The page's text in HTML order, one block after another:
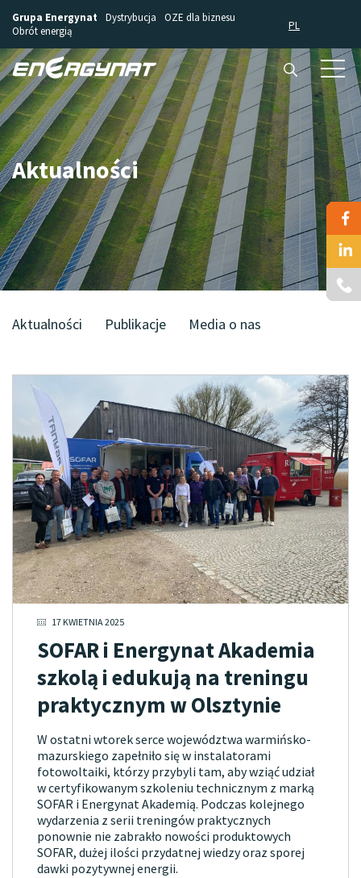
Grupa Energynat Dystrybucja
OZE dla biznesu
Obrót energią
PL
Aktualności
Aktualności Publikacje Media o nas
17 KWIETNIA 2025
SOFAR i Energynat Akademia
szkolą i edukują na treningu
praktycznym w Olsztynie
W ostatni wtorek serce województwa warmińsko-
mazurskiego zapełniło się w instalatorami
fotowoltaiki, którzy przybyli tam, aby wziąć udział
w certyfikowanym szkoleniu technicznym z marką
SOFAR i Energynat Akademią. Podczas kolejnego
wydarzenia z serii treningów praktycznych
ponownie nie zabrakło nowości produktowych
SOFAR, dużej ilości przydatnej wiedzy oraz sporej
dawki pozytywnej energii.